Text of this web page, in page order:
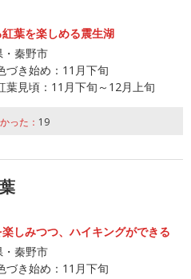
葉を楽しめる震生湖
・秦野市
づき始め： 11月下旬
葉見頃： 11月下旬～12月上旬
った： 19
しみつつ、ハイキングができる
・秦野市
づき始め： 11月下旬